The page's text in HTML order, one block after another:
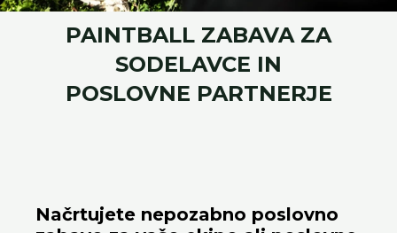
PAINTBALL ZABAVA ZA
SODELAVCE IN
POSLOVNE PARTNERJE
Načrtujete nepozabno poslovno